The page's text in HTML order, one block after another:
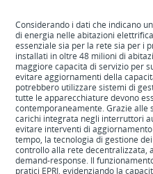
Considerando i dati che indicano
di energia nelle abitazioni
essenziale sia per la rete sia per i
installati in oltre 48 milioni di
maggiore capacità di servizio per
evitare aggiornamenti della
potrebbero utilizzare sistemi di
tutte le apparecchiature devono
contemporaneamente. Grazie alle
carichi integrata negli interruttori
evitare interventi di
tempo, la tecnologia di gestione
controllo alla rete decentralizzata,
demand-response. Il
pratici EPRI, evidenziando la